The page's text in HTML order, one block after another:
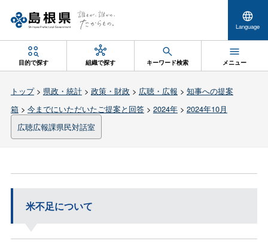
Language
目的で探す 組織で探す キーワード検索 メニュー
トップ> 県政・統計> 政策・財政 > 広聴・広報 > 知事への提案
箱> 今までにいただいたご提案と回答> 2024年> 2024年10月
広聴広報課県民対話室
米不足について